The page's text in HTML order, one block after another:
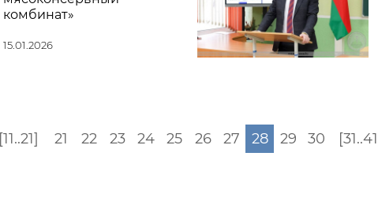
комбинат»
15.01.2026
[11..21] 21 22 23 24 25 26 27 28 29 30